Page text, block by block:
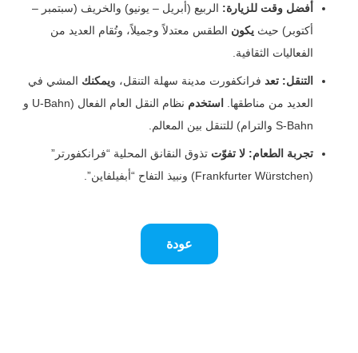
أفضل وقت للزيارة: الربيع (أبريل – يونيو) والخريف (سبتمبر –
أكتوبر) حيث يكون الطقس معتدلاً وجميلاً، وتُقام العديد من
الفعاليات الثقافية.
التنقل: تعد فرانكفورت مدينة سهلة التنقل، ويمكنك المشي في
العديد من مناطقها.
استخدم
نظام النقل العام الفعال (U-Bahn و
S-Bahn والترام) للتنقل بين المعالم.
تجربة الطعام: لا تفوّت تذوق النقانق المحلية “فرانكفورتر”
(Frankfurter Würstchen) ونبيذ التفاح “أبفيلفاين”.
عودة